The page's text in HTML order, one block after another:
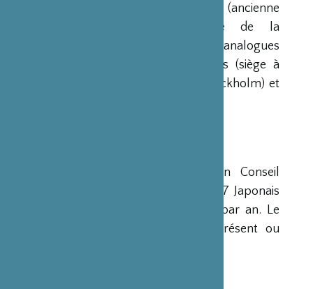
France par la Fondation Nippon (ancienne
Fondation de l’Industrie Japonaise de la
Construction Navale). Des institutions analogues
avaient déjà été créées aux Etats-Unis (siège à
New-York), en Scandinavie (siège à Stockholm) et
La Fondation est administrée par un Conseil
d’Administration de 15 membres, dont 7 Japonais
et 8 Français, qui se réunit deux fois par an. Le
Ministre français de la Culture est présent ou